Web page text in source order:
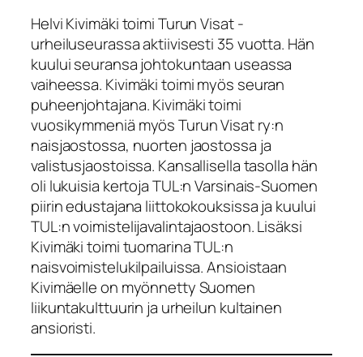
Helvi Kivimäki toimi Turun Visat -
urheiluseurassa aktiivisesti 35 vuotta. Hän
kuului seuransa johtokuntaan useassa
vaiheessa. Kivimäki toimi myös seuran
puheenjohtajana. Kivimäki toimi
vuosikymmeniä myös Turun Visat ry:n
naisjaostossa, nuorten jaostossa ja
valistusjaostoissa. Kansallisella tasolla hän
oli lukuisia kertoja TUL:n Varsinais-Suomen
piirin edustajana liittokokouksissa ja kuului
TUL:n voimistelijavalintajaostoon. Lisäksi
Kivimäki toimi tuomarina TUL:n
naisvoimistelukilpailuissa. Ansioistaan
Kivimäelle on myönnetty Suomen
liikuntakulttuurin ja urheilun kultainen
ansioristi.